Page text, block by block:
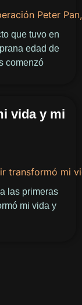
que tuvo en
edad de
comenzó
vida y mi
las primeras
mi vida y